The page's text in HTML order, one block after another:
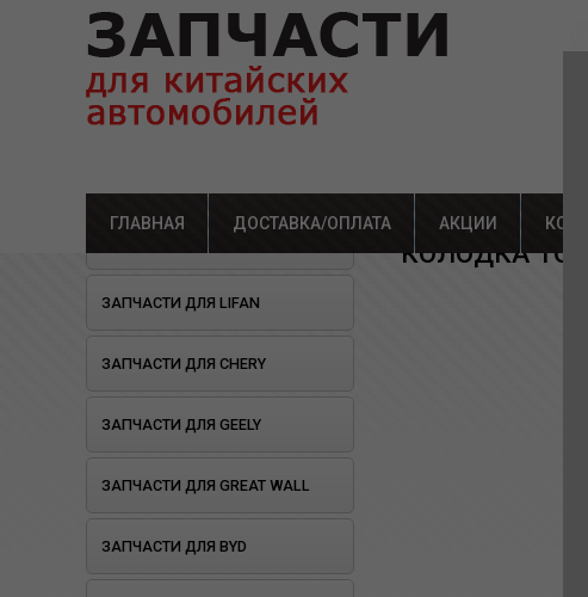
ГЛАВНАЯ ДОСТАВКА/ОПЛАТА АКЦИИ
Главная Каталог Запчасти
КОЛОДКА
ЗАПЧАСТИ ДЛЯ LIFAN
ЗАПЧАСТИ ДЛЯ CHERY
ЗАПЧАСТИ ДЛЯ GEELY
ЗАПЧАСТИ ДЛЯ GREAT WALL
ЗАПЧАСТИ ДЛЯ BYD